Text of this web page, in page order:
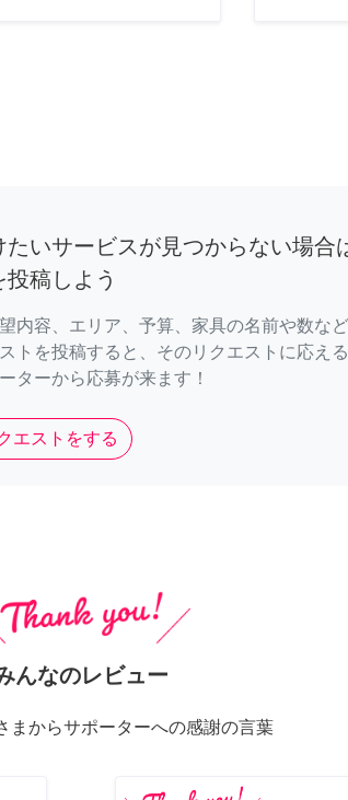
たいサービスが見つからない場合
投稿しよう
内容、エリア、予算、家具の名前や数な
トを投稿すると、そのリクエストに応え
ターから応募が来ます！
エストをする
んなのレビュー
まからサポーターへの感謝の言葉